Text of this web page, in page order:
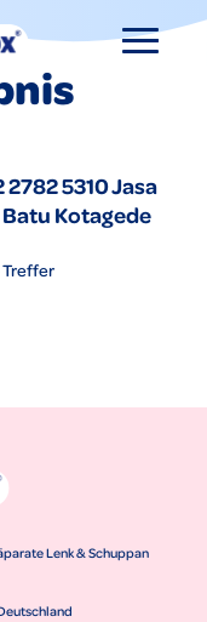
5310 Jasa
Kotagede
Treffer
Lenk & Schuppan